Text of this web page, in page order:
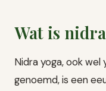
Wat is
Nidra yoga, ook wel
genoemd, is een